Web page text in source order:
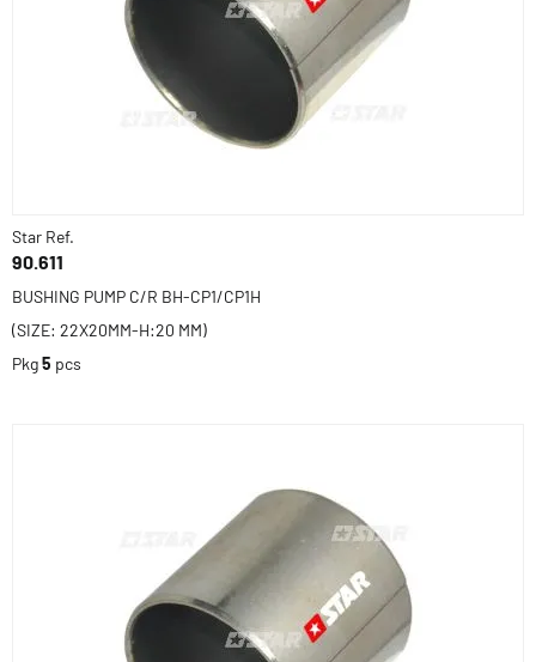
Star Ref.
90.611
BUSHING PUMP C/R BH-CP1/CP1H
(SIZE: 22X20MM-H:20 MM)
Pkg5 pcs